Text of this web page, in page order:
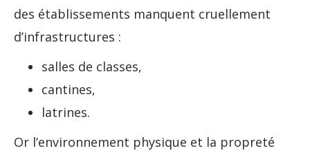
des établissements manquent cruellement
d’infrastructures :
salles de classes,
cantines,
latrines.
Or l’environnement physique et la propreté